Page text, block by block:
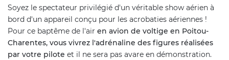
Soyez le spectateur privilégié d'un véritable show aérien à
bord d'un appareil conçu pour les acrobaties aériennes !
Pour ce baptême de l'air en avion de voltige en Poitou-
Charentes, vous vivrez l'adrénaline des figures réalisées
par votre pilote et il ne sera pas avare en démonstration.